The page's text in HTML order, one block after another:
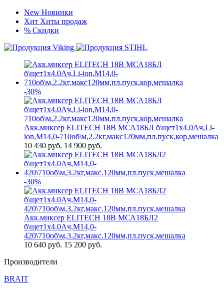
New Новинки
Хит Хиты продаж
% Скидки
-30%
Акк.миксер ELITECH 18В МСА18БЛ б\щет1х4.0Ач,Li-
ion,М14,0-710об\м,2.2кг,макс120мм,пл.пуск,кор,мешалка
10 430 руб. 14 900 руб.
-30%
Акк.миксер ELITECH 18В МСА18БЛ2
б\щет1х4.0Ач,М14,0-
420\710об\м,3.2кг,макс.120мм,пл.пуск,мешалка
10 640 руб. 15 200 руб.
Производители
BRAIT